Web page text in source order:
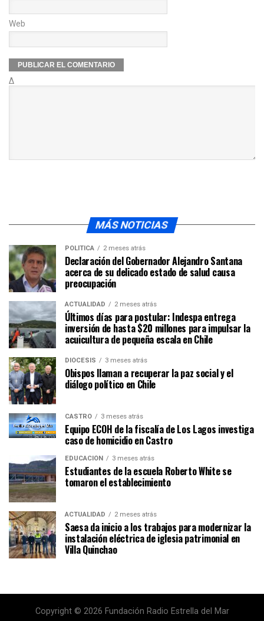
Web
Δ
MÁS NOTICIAS
POLÍTICA 2 meses atrás
Declaración del Gobernador Alejandro Santana
acerca de su delicado estado de salud causa
preocupación
ACTUALIDAD 2 meses atrás
Últimos días para postular: Indespa entrega
inversión de hasta $20 millones para impulsar la
acuicultura de pequeña escala en Chile
DIÓCESIS 3 meses atrás
Obispos llaman a recuperar la paz social y el
diálogo político en Chile
CASTRO 3 meses atrás
Equipo ECOH de la fiscalía de Los Lagos investiga
caso de homicidio en Castro
EDUCACIÓN 3 meses atrás
Estudiantes de la escuela Roberto White se
tomaron el establecimiento
ACTUALIDAD 2 meses atrás
Saesa da inicio a los trabajos para modernizar la
instalación eléctrica de iglesia patrimonial en
Villa Quinchao
Copyright © 2026 Fundación Radio Estrella del Mar